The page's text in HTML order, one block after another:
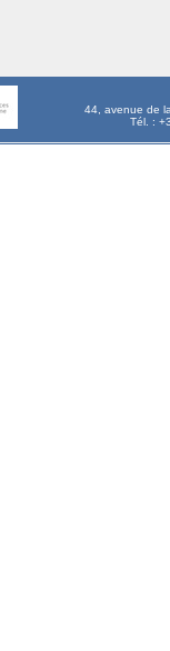
44, avenue de
Tél. :